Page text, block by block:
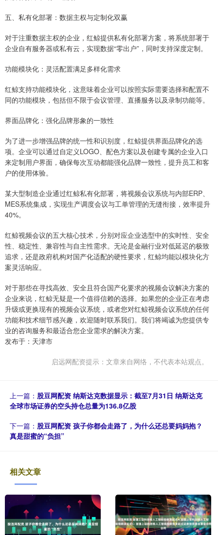
五、私有化部署：数据主权与定制化双赢
对于注重数据主权的企业，红鲸提供私有化部署方案，将系统部署于
企业自有服务器或私有云，实现数据“零出户”，同时支持深度定制。
功能模块化：灵活配置满足多样化需求
红鲸支持功能模块化，这意味着企业可以按照实际需要选择和配置不
同的功能模块，包括但不限于会议管理、直播服务以及录制功能等。
界面品牌化：强化品牌形象的一致性
为了进一步增强品牌的统一性和识别度，红鲸提供界面品牌化的选
项。企业可以通过自定义LOGO、配色方案以及创建专属的企业入口
来定制用户界面，确保每次互动都能强化品牌一致性，提升员工和客
户的使用体验。
某大型制造企业通过红鲸私有化部署，将视频会议系统与内部ERP、
MES系统集成，实现生产调度会议与工单管理的无缝衔接，效率提升
40%。
红鲸视频会议的五大核心技术，分别对应企业选型中的实时性、安全
性、稳定性、兼容性与自主性需求。无论是金融行业对低延迟的极致
追求，还是政府机构对国产化适配的硬性要求，红鲸均能以模块化方
案灵活响应。
对于那些在寻找高效、安全且符合国产化要求的视频会议解决方案的
企业来说，红鲸无疑是一个值得信赖的选择。如果您的企业正在考虑
升级或更换现有的视频会议系统，或者您对红鲸视频会议系统的任何
功能和技术细节感兴趣，欢迎随时联系我们。我们将竭诚为您提供专
业的咨询服务和最适合您企业需求的解决方案。
发布于：天津市
启远网配资提示：文章来自网络，不代表本站观点。
上一篇： 股豆网配资 纳斯达克数据显示：截至7月31日 纳斯达克
全球市场证券的空头持仓总量为136.8亿股
下一篇： 股豆网配资 孩子你都会走路了，为什么还总要妈妈抱？
真是甜蜜的“负担”
相关文章